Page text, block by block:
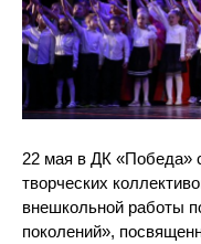
22 мая в ДК «Победа»
творческих
внешкольной работы
поколений»,